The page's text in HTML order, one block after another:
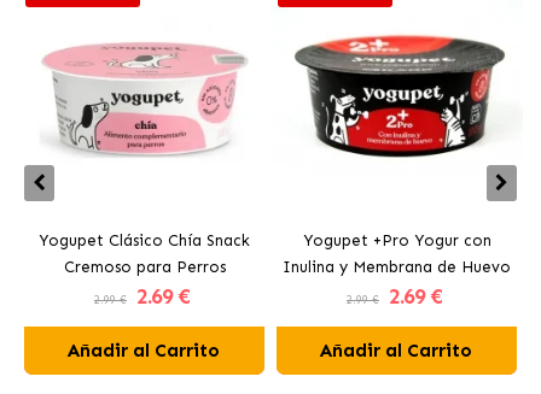
Yogupet Clásico Chía Snack
Cremoso para Perros
2.99 € 2.69 €
Añadir al Carrito
Yogupet +Pro Yogur con
Inulina y Membrana de Huevo
para Perros y Gatos
2.99 € 2.69 €
Añadir al Carrito